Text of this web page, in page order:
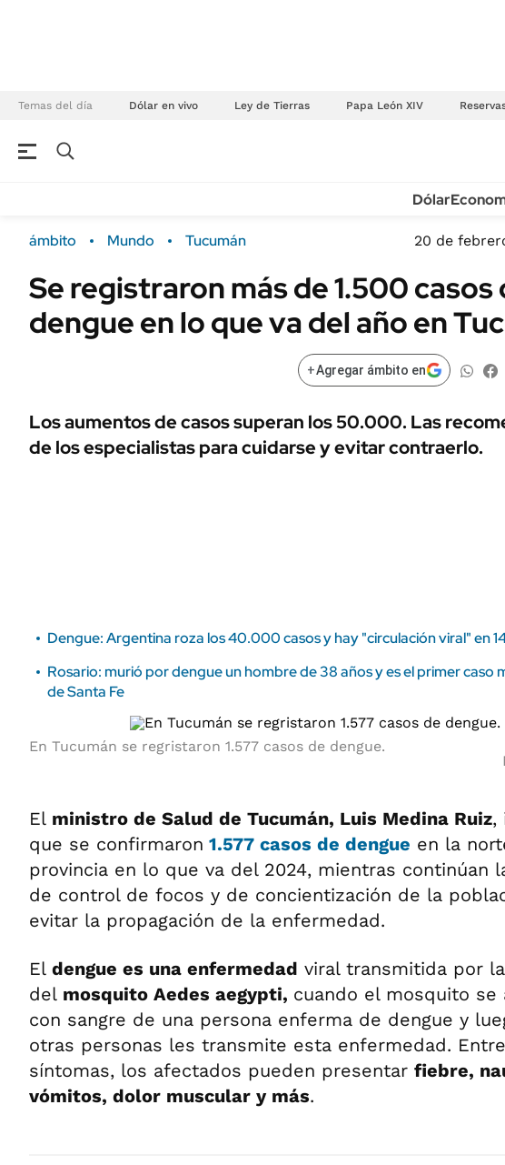
Temas del día Dólar en vivo Ley de Tierras Papa León XIV
Campo
FINANZAS
ÁMBITO DEBATE
MEDIAKIT AMBITO DEBATE
Sustentabilidad
POLÍTICA
Municipios
Dólar
ámbito Mundo Tucumán 20 de
Se registraron más de 1.500 casos
dengue en lo que va del año en
+Agregar ámbito en
Los aumentos de casos superan los 50.000. Las
de los especialistas para cuidarse y evitar contraerlo.
Dengue: Argentina roza los 40.000 casos y hay "circulación viral" en
Rosario: murió por dengue un hombre de 38 años y es el primer caso
de Santa Fe
En Tucumán se regristaron 1.577 casos de dengue.
El ministro de Salud de Tucumán, Luis Medina Ruiz,
que se confirmaron 1.577 casos de dengue en la
provincia en lo que va del 2024, mientras continúan
de control de focos y de concientización de la
evitar la propagación de la enfermedad.
El dengue es una enfermedad viral transmitida por
del mosquito Aedes aegypti, cuando el mosquito se
con sangre de una persona enferma de dengue y
otras personas les transmite esta enfermedad.
síntomas, los afectados pueden presentar fiebre,
vómitos, dolor muscular y más.